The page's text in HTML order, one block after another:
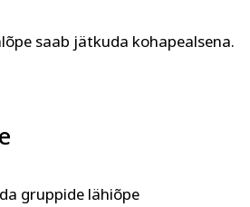
saab jätkuda kohapealsena.
gruppide lähiõpe